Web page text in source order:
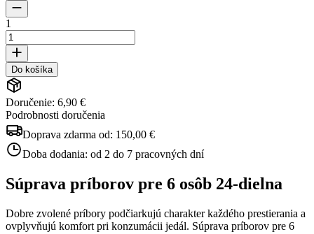
1
Do košíka
Doručenie: 6,90 €
Podrobnosti doručenia
Doprava zdarma od: 150,00 €
Doba dodania: od 2 do 7 pracovných dní
Súprava príborov pre 6 osôb 24-dielna
Dobre zvolené príbory podčiarkujú charakter každého prestierania a
ovplyvňujú komfort pri konzumácii jedál. Súprava príborov pre 6